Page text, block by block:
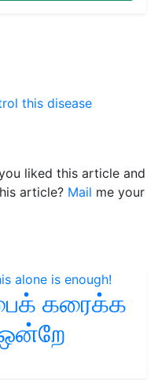
this disease
liked this article and
article? Mail me your
கரைக்க